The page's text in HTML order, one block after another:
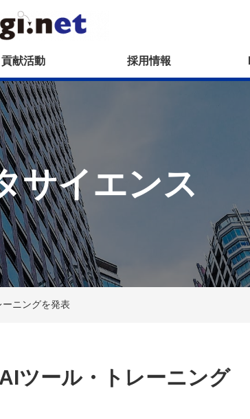
貢献活動 採用情報
サイエンス
ニングを発表
ツール・トレーニング